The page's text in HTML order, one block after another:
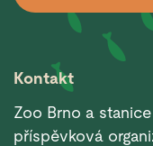
Kontakt
Zoo Brno a
příspěvková